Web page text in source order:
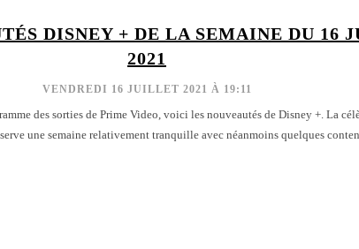
DISNEY + DE LA SEMAINE DU 16
2021
VENDREDI 16 JUILLET 2021 À 19:11
des sorties de Prime Video, voici les nouveautés de Disney +. La
une semaine relativement tranquille avec néanmoins quelques